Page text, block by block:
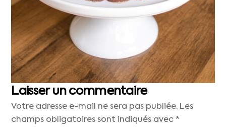
Laisser un commentaire
Votre adresse e-mail ne sera pas publiée. Les
champs obligatoires sont indiqués avec*